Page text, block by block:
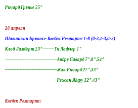
Ричард Гренье 55"
28 апреля
Шавиниган Брюинз- Квебек Ремпартс 1-8 (0-3,1-3,0-2)
Клод Ламберт 23"--------Ги Лафлер 1"
-----------------------------------Андре Савард 7",8",54"
-----------------------------------Жак Ричард 27",33"
-----------------------------------Режан Жиру 32",43"
Квебек Ремпартс: